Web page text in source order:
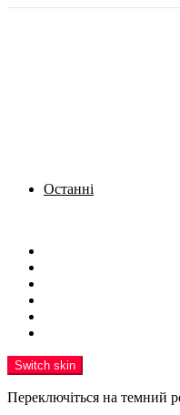
Останні
Switch skin
Переключіться на темний